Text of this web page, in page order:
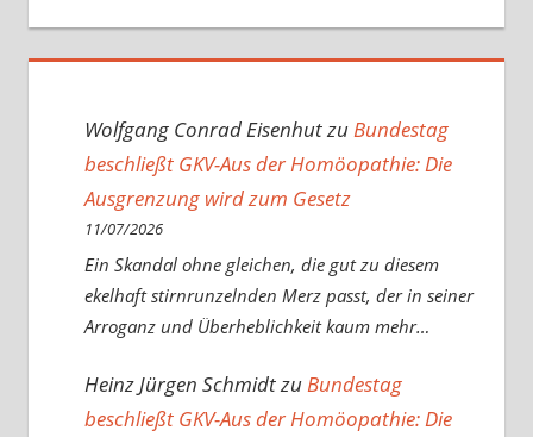
Wolfgang Conrad EisenhutzuBundestag
beschließt GKV-Aus der Homöopathie: Die
Ausgrenzung wird zum Gesetz
11/07/2026
Ein Skandal ohne gleichen, die gut zu diesem
ekelhaft stirnrunzelnden Merz passt, der in seiner
Arroganz und Überheblichkeit kaum mehr…
Heinz Jürgen Schmidtzu Bundestag
beschließt GKV-Aus der Homöopathie: Die